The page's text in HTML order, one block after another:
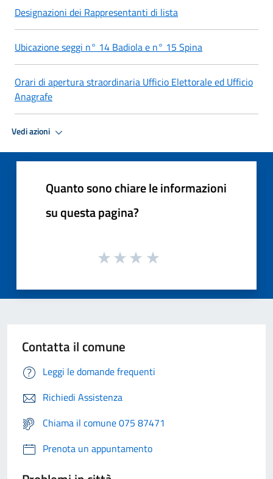
Designazioni dei Rappresentanti di lista
Ubicazione seggi n° 14 Badiola e n° 15 Spina
Orari di apertura straordinaria Ufficio Elettorale ed Ufficio
Anagrafe
Vedi azioni
Quanto sono chiare le informazioni
su questa pagina?
Contatta il comune
Leggi le domande frequenti
Richiedi Assistenza
Chiama il comune 075 87471
Prenota un appuntamento